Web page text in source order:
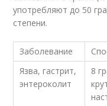
употребляют до 50
степени.
Заболевание
Язва, гастрит,
энтероколит
8